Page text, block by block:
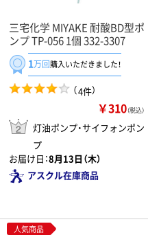
三宅化学 MIYAKE 耐酸BD型ポ
ンプ TP-056 1個 332-3307
1万回購入いただきました！
（4件）
￥310（税込）
灯油ポンプ・サイフォンポン
プ
お届け日：8月13日（木）
アスクル在庫商品
人気商品